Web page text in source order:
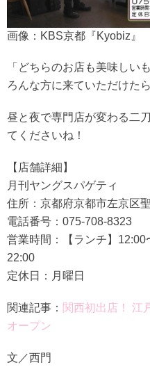
画像：KBS京都『Kyobiz』
「どちらのお店も美味しい
ろんな方に来ていただけた
昼と夜で専門店が変わる二
てくださいね！
【店舗詳細】
月刊ヤングスパゲティ
住所：京都府京都市左京区
電話番号：075-708-8323
営業時間：【ランチ】
22:00
定休日：月曜日
関連記事： 関西初出店！ 江
オープン
文／西門